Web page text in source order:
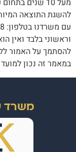
מעל 10 שנים
להשגת התוצאה
וראשוני בלבד ואין
להסתמך על האמור
במאמר זה נכון
משרד